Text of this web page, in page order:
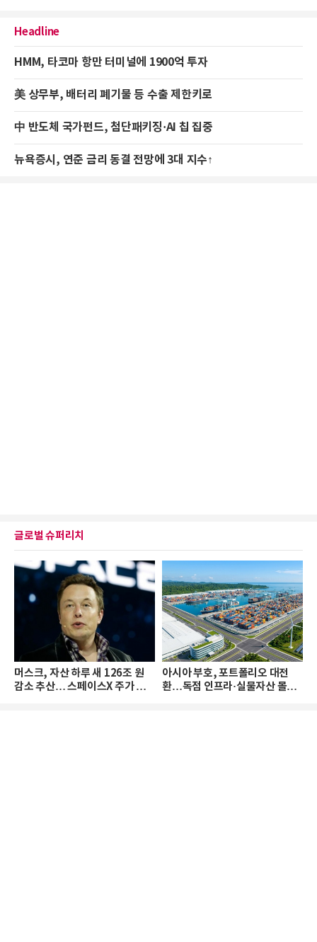
Headline
HMM, 타코마 항만 터미널에 1900억 투자
美 상무부, 배터리 폐기물 등 수출 제한키로
中 반도체 국가펀드, 첨단패키징·AI 칩 집중
뉴욕증시, 연준 금리 동결 전망에 3대 지수↑
글로벌 슈퍼리치
머스크, 자산 하루 새 126조 원
감소 추산… 스페이스X 주가 하
아시아 부호, 포트폴리오 대전
환…독점 인프라·실물자산 몰린